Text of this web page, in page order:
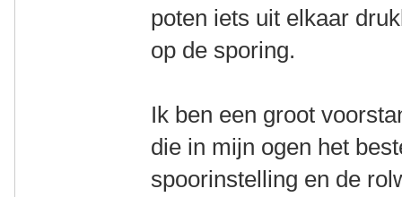
poten iets uit elkaar
op de sporing.
Ik ben een groot
die in mijn ogen het
spoorinstelling en de